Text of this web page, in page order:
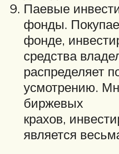
Паевые
фонды.
фонде,
средства
распределяет
усмотрению.
биржевых
крахов,
является